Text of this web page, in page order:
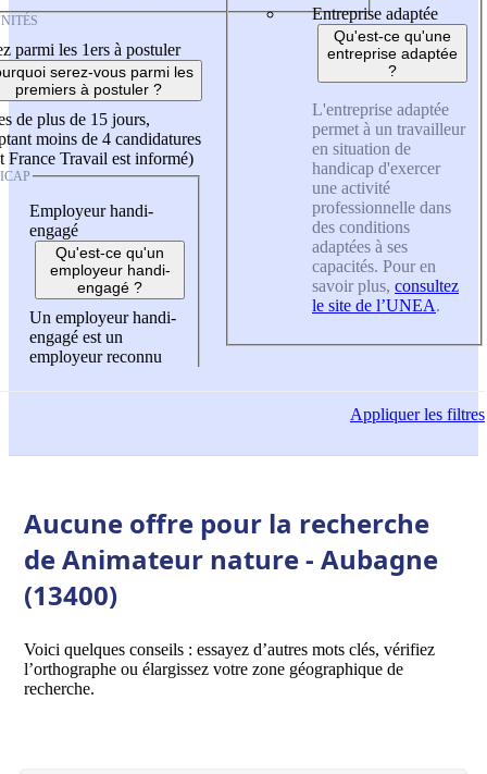
parmi les 1ers à postuler
serez-vous parmi les
premiers à postuler ?
de plus de 15 jours,
moins de 4 candidatures
France Travail est informé)
Employeur handi-
engagé
Qu'est-ce qu'un
employeur handi-
engagé ?
Un employeur handi-
engagé est un
employeur reconnu
Entreprise adaptée
Qu'est-ce qu'une
entreprise adaptée
?
L'entreprise adaptée
permet à un travailleur
en situation de
handicap d'exercer
une activité
professionnelle dans
des conditions
adaptées à ses
capacités. Pour en
savoir plus, consultez
le site de l’UNEA.
Appliquerles filtres
Aucune offre pour la recherche
de Animateur nature - Aubagne
(13400)
Voici quelques conseils : essayez d’autres mots clés, vérifiez
l’orthographe ou élargissez votre zone géographique de
recherche.